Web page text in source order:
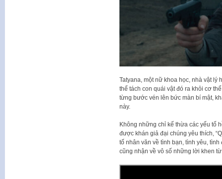
Tatyana, một nữ khoa học, nhà vật
thể tách con quái vật đó ra khỏi cơ
từng bước vén lên bức màn bí mật,
này.
Không những chỉ kế thừa các yếu tố
được khán giả đại chúng yêu thích,
tố nhân văn về tình bạn, tình yêu,
cũng nhận về vô số những lời khen